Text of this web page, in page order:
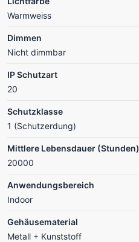
Warmweiss
Dimmen
Nicht dimmbar
IP Schutzart
20
Schutzklasse
1 (Schutzerdung)
Mittlere Lebensdauer (Stunden)
20000
Anwendungsbereich
Indoor
Gehäusematerial
Metall + Kunststoff